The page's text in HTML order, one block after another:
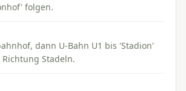
folgen.
dann U-Bahn U1 bis 'Stadion'
Stadeln.